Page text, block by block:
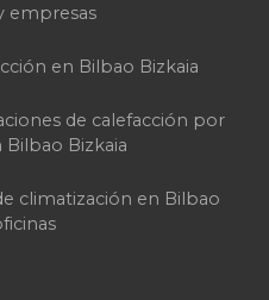
empresas
en Bilbao Bizkaia
de calefacción por
Bizkaia
climatización en Bilbao